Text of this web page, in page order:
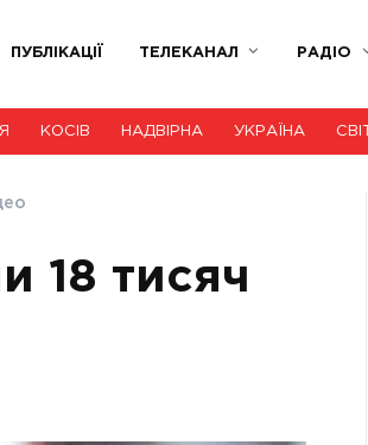
ПУБЛІКАЦІЇ ТЕЛЕКАНАЛ РАДІО
КОСІВ НАДВІРНА УКРАЇНА СВІТ
18 тисяч